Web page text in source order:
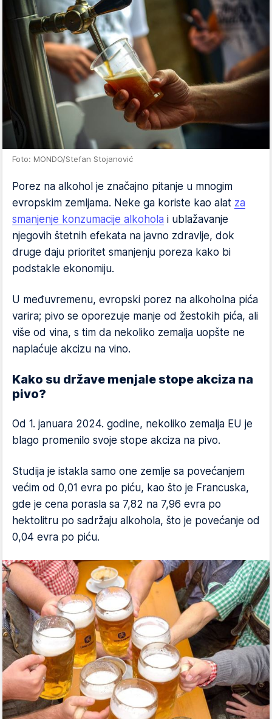
Foto: MONDO/Stefan Stojanović
Porez na alkohol je značajno pitanje u mnogim
evropskim zemljama. Neke ga koriste kao alat za
smanjenje konzumacije alkohola i ublažavanje
njegovih štetnih efekata na javno zdravlje, dok
druge daju prioritet smanjenju poreza kako bi
podstakle ekonomiju.
U međuvremenu, evropski porez na alkoholna pića
varira; pivo se oporezuje manje od žestokih pića, ali
više od vina, s tim da nekoliko zemalja uopšte ne
naplaćuje akcizu na vino.
Kako su države menjale stope akciza na
pivo?
Od 1. januara 2024. godine, nekoliko zemalja EU je
blago promenilo svoje stope akciza na pivo.
Studija je istakla samo one zemlje sa povećanjem
većim od 0,01 evra po piću, kao što je Francuska,
gde je cena porasla sa 7,82 na 7,96 evra po
hektolitru po sadržaju alkohola, što je povećanje od
0,04 evra po piću.